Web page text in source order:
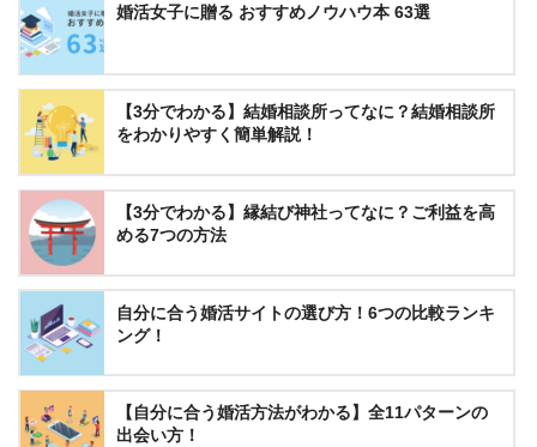
婚活女子に贈る おすすめノウハウ本 63選
【3分でわかる】結婚相談所ってなに？結婚相談所
をわかりやすく簡単解説！
【3分でわかる】縁結び神社ってなに？ご利益を高
める7つの方法
自分に合う婚活サイトの選び方！6つの比較ランキ
ング！
【自分に合う婚活方法がわかる】全11パターンの
出会い方！